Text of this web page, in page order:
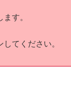
す。
てください。